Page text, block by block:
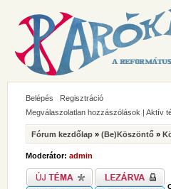
Belépés
Regisztráció
Megválaszolatlan hozzászólások | Aktív
Fórum kezdőlap » (Be)Köszöntő »
Moderátor: admin